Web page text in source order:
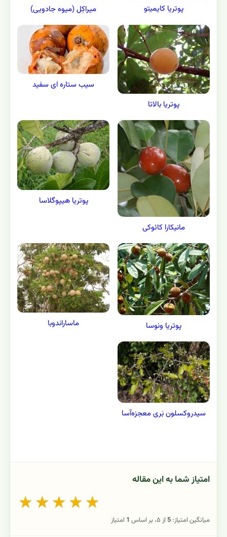
پوتریا کایمیتو میراکِل (میوه جادویی)
پوتریا بالاتا
سیب ستاره ای سفید
مانیکارا کائوکی
پوتریا هیپوگلاسا
پوتریا ونوسا ماساراندوبا
سیدروکسلون بَری معجزه‌آسا
امتیاز شما به این مقاله
★ ★ ★ ★ ★
میانگین امتیاز: 5از ۵، بر اساس 1 امتیاز